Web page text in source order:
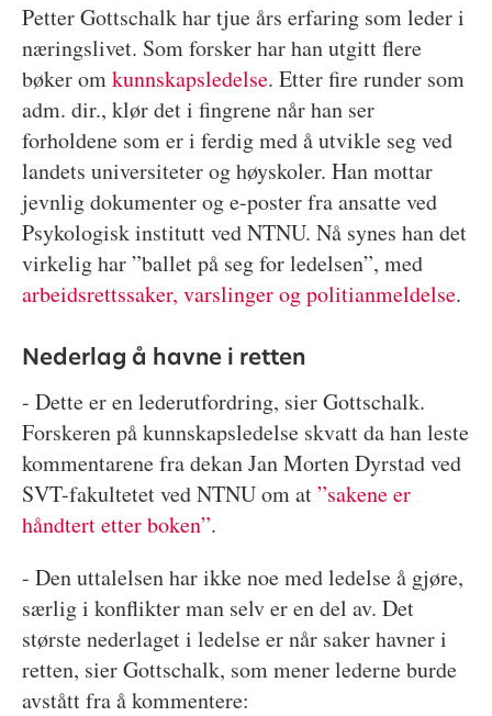
Petter Gottschalk har tjue års erfaring som leder i
næringslivet. Som forsker har han utgitt flere
bøker omkunnskapsledelse. Etter fire runder som
adm. dir., klør det i fingrene når han ser
forholdene som er i ferdig med å utvikle seg ved
landets universiteter og høyskoler. Han mottar
jevnlig dokumenter og e-poster fra ansatte ved
Psykologisk institutt ved NTNU. Nå synes han det
virkelig har ”ballet på seg for ledelsen”, med
arbeidsrettssaker, varslinger og politianmeldelse.
Nederlag å havne i retten
- Dette er en lederutfordring, sier Gottschalk.
Forskeren på kunnskapsledelse skvatt da han leste
kommentarene fra dekan Jan Morten Dyrstad ved
SVT-fakultetet ved NTNU om at”sakene er
håndtert etter boken”.
- Den uttalelsen har ikke noe med ledelse å gjøre,
særlig i konflikter man selv er en del av. Det
største nederlaget i ledelse er når saker havner i
retten, sier Gottschalk, som mener lederne burde
avstått fra å kommentere: